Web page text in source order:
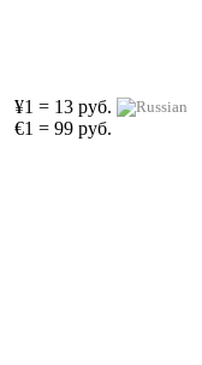
¥1 = 13 руб.
€1 = 99 руб.